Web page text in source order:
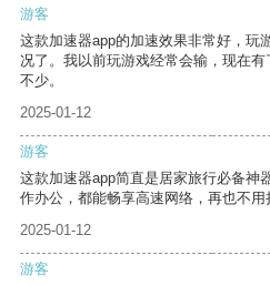
游客
这款加速器app的加速效果非常好，玩
况了。我以前玩游戏经常会输，现在
不少。
2025-01-12
游客
这款加速器app简直是居家旅行必备神
作办公，都能畅享高速网络，再也不用
2025-01-12
游客